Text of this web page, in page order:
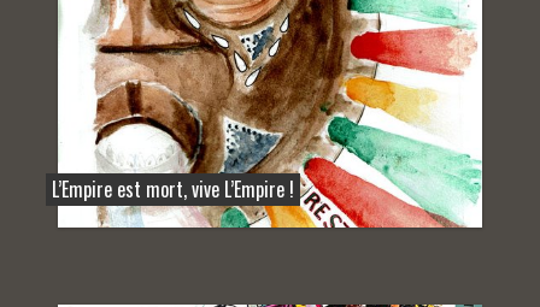
L’Empire est mort, vive L’Empire !